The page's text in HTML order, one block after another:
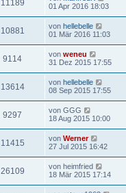
11189
01 Apr 2016 18:03
10881 von hellebelle
01 Mär 2016 11:03
9114 von weneu
31 Dez 2015 17:55
13614 von hellebelle
08 Sep 2015 17:55
9297 von GGG
18 Aug 2015 10:00
11415 von Werner
27 Jul 2015 16:42
26109 von heimfried
18 Mär 2015 17:14